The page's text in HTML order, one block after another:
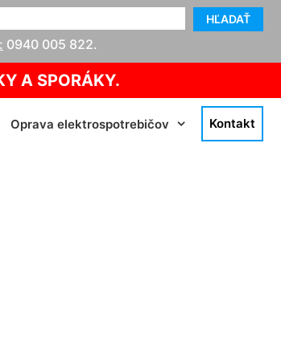
HĽADAŤ
0940 005 822.
A SPORÁKY.
Oprava elektrospotrebičov Kontakt